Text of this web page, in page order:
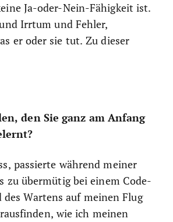
Ja-oder-Nein-Fähigkeit ist.
Irrtum und Fehler,
er oder sie tut. Zu dieser
den Sie ganz am Anfang
passierte während meiner
zu übermütig bei einem Code-
Wartens auf meinen Flug
wie ich meinen